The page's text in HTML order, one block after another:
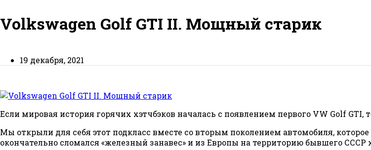
Volkswagen Golf GTI II. Мощный старик
19 декабря, 2021
Если мировая история горячих хэтчбэков началась с появлением первого VW Golf GTI,
Мы открыли для себя этот подкласс вместе со вторым поколением автомобиля,
окончательно сломался «железный занавес» и из Европы на территорию бывшего